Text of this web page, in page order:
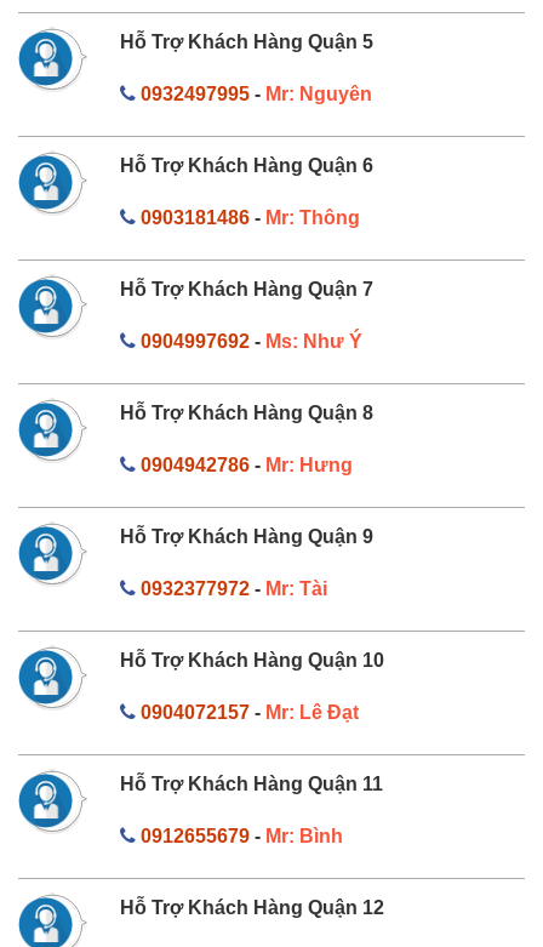
Hỗ Trợ Khách Hàng Quận 5
0932497995- Mr: Nguyên
Hỗ Trợ Khách Hàng Quận 6
0903181486- Mr: Thông
Hỗ Trợ Khách Hàng Quận 7
0904997692- Ms: Như Ý
Hỗ Trợ Khách Hàng Quận 8
0904942786- Mr: Hưng
Hỗ Trợ Khách Hàng Quận 9
0932377972- Mr: Tài
Hỗ Trợ Khách Hàng Quận 10
0904072157- Mr: Lê Đạt
Hỗ Trợ Khách Hàng Quận 11
0912655679- Mr: Bình
Hỗ Trợ Khách Hàng Quận 12